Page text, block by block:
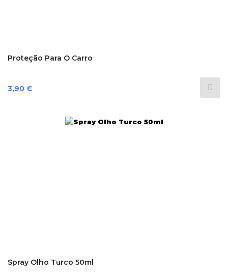
Proteção Para O Carro
Preço
3,90 €
Spray Olho Turco 50ml